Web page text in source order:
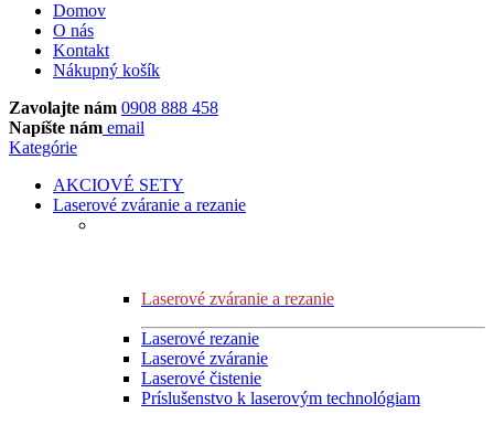
Domov
O nás
Kontakt
Nákupný košík
Zavolajte nám 0908 888 458
Napíšte nám email
Kategórie
AKCIOVÉ SETY
Laserové zváranie a rezanie
Laserové zváranie a rezanie
Laserové rezanie
Laserové zváranie
Laserové čistenie
Príslušenstvo k laserovým technológiam